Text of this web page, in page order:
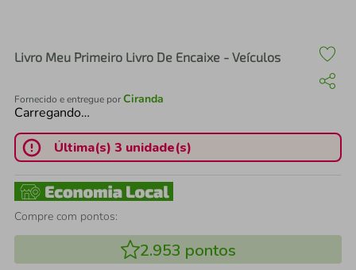
Livro Meu Primeiro Livro De Encaixe - Veículos
Fornecido e entregue porCiranda
Carregando…
Última(s) 3 unidade(s)
Compre com pontos:
2.953 pontos